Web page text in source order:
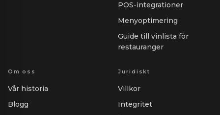
POS-integrationer
Menyoptimering
Guide till vinlista för
restauranger
Om oss
Vår historia
Blogg
Juridiskt
Villkor
Integritet